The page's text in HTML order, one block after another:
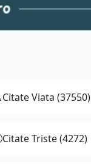
Citate Viata (37550)
Citate Triste (4272)